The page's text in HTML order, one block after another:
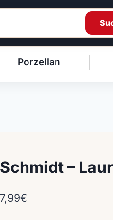
Porzellan
Schmidt –
7,99€